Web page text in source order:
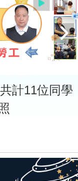
計11位同學